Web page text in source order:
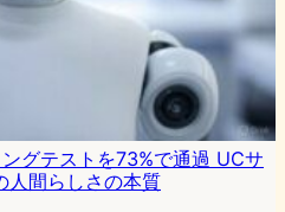
グテストを73%で通過 UCサ
人間らしさの本質